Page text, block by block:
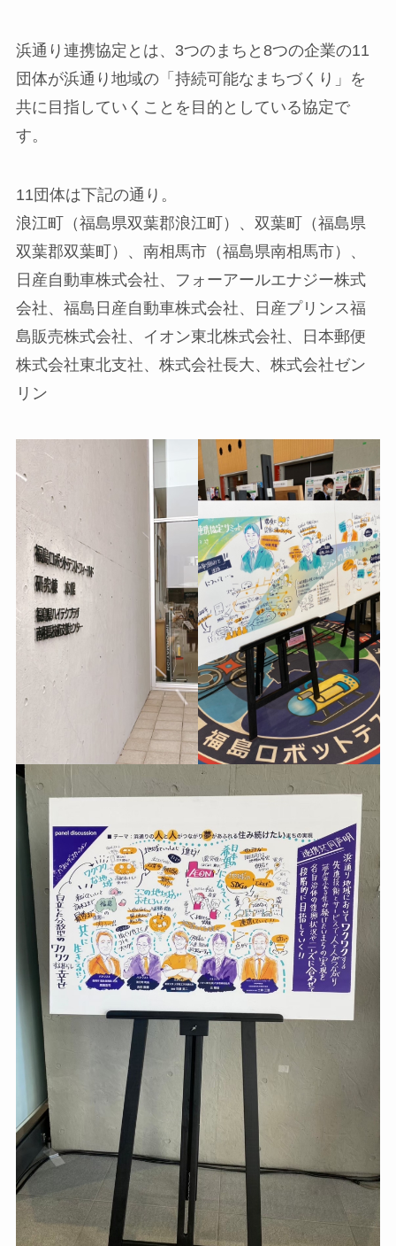
浜通り連携協定とは、3つのまちと8つの企業の11
団体が浜通り地域の「持続可能なまちづくり」を
共に目指していくことを目的としている協定で
す。
11団体は下記の通り。
浪江町（福島県双葉郡浪江町）、双葉町（福島県
双葉郡双葉町）、南相馬市（福島県南相馬市）、
日産自動車株式会社、フォーアールエナジー株式
会社、福島日産自動車株式会社、日産プリンス福
島販売株式会社、イオン東北株式会社、日本郵便
株式会社東北支社、株式会社長大、株式会社ゼン
リン